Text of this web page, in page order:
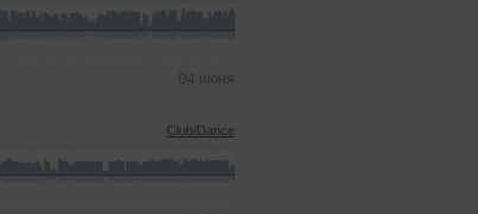
04 июня
Club/Dance